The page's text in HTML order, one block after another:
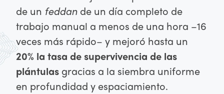
de un feddan de un día completo de
trabajo manual a menos de una hora –16
veces más rápido– y mejoró hasta un
20% la tasa de supervivencia de las
plántulas gracias a la siembra uniforme
en profundidad y espaciamiento.